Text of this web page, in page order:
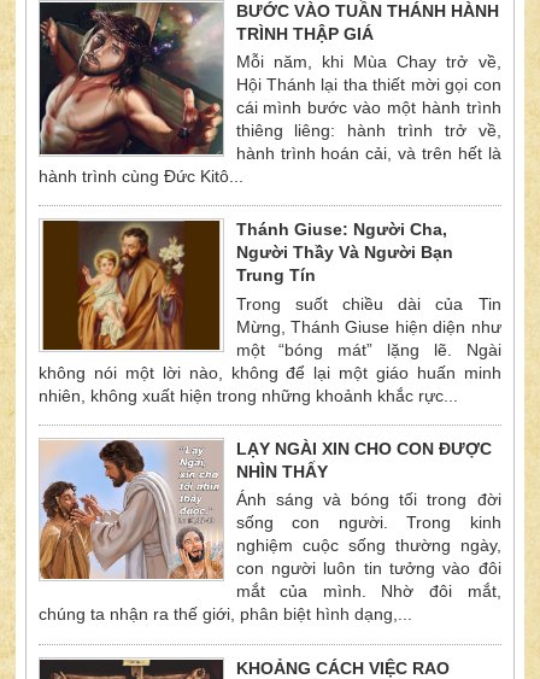
BƯỚC VÀO TUẦN THÁNH HÀNH
TRÌNH THẬP GIÁ
Mỗi năm, khi Mùa Chay trở về,
Hội Thánh lại tha thiết mời gọi con
cái mình bước vào một hành trình
thiêng liêng: hành trình trở về,
hành trình hoán cải, và trên hết là
hành trình cùng Đức Kitô...
Thánh Giuse: Người Cha,
Người Thầy Và Người Bạn
Trung Tín
Trong suốt chiều dài của Tin
Mừng, Thánh Giuse hiện diện như
một “bóng mát” lặng lẽ. Ngài
không nói một lời nào, không để lại một giáo huấn minh
nhiên, không xuất hiện trong những khoảnh khắc rực...
LẠY NGÀI XIN CHO CON ĐƯỢC
NHÌN THẤY
Ánh sáng và bóng tối trong đời
sống con người. Trong kinh
nghiệm cuộc sống thường ngày,
con người luôn tin tưởng vào đôi
mắt của mình. Nhờ đôi mắt,
chúng ta nhận ra thế giới, phân biệt hình dạng,...
KHOẢNG CÁCH VIỆC RAO